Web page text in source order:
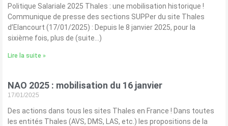
Politique Salariale 2025 Thales : une mobilisation historique !
Communique de presse des sections SUPPer du site Thales
d’Elancourt (17/01/2025) : Depuis le 8 janvier 2025, pour la
sixième fois, plus de (suite…)
Lire la suite »
NAO 2025 : mobilisation du 16 janvier
17/01/2025
Des actions dans tous les sites Thales en France ! Dans toutes
les entités Thales (AVS, DMS, LAS, etc.) les propositions de la